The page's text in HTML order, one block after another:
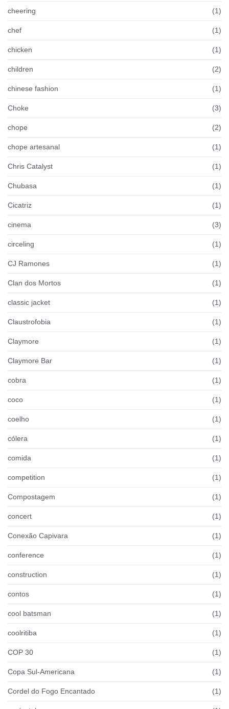
cheering (1)
chef (1)
chicken (1)
children (2)
chinese fashion (1)
Choke (3)
chope (2)
chope artesanal (1)
Chris Catalyst (1)
Chubasa (1)
Cicatriz (1)
cinema (3)
circeling (1)
CJ Ramones (1)
Clan dos Mortos (1)
classic jacket (1)
Claustrofobia (1)
Claymore (1)
Claymore Bar (1)
cobra (1)
coco (1)
coelho (1)
cólera (1)
comida (1)
competition (1)
Compostagem (1)
concert (1)
Conexão Capivara (1)
conference (1)
construction (1)
contos (1)
cool batsman (1)
coolritiba (1)
COP 30 (1)
Copa Sul-Americana (1)
Cordel do Fogo Encantado (1)